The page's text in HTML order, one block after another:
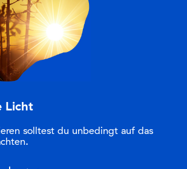
Licht
solltest du unbedingt auf das